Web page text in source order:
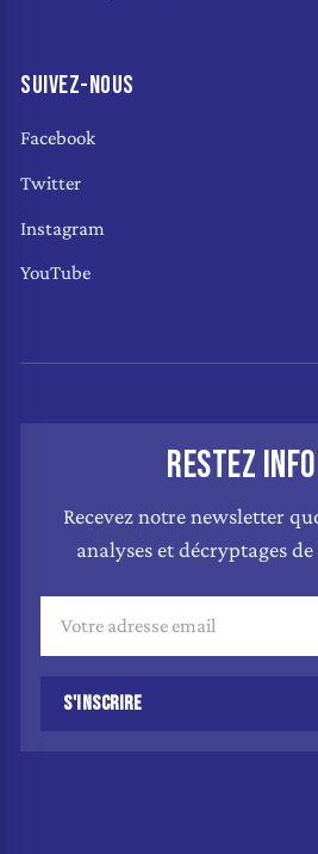
SUIVEZ-NOUS
Facebook
Twitter
Instagram
YouTube
RESTEZ
Recevez notre newsletter
analyses et décryptages
S'INSCRIRE